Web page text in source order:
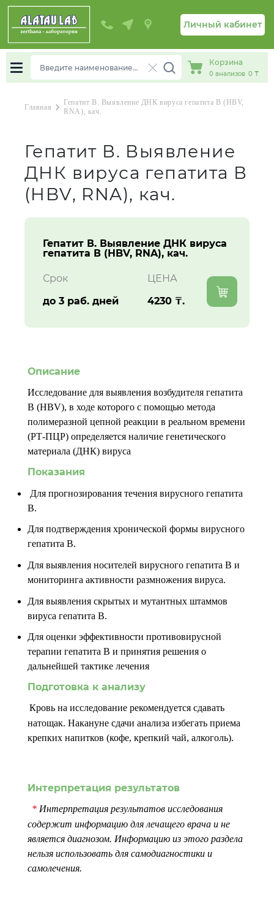
Личный кабинет
Корзина
0 анализов 0 ₸
Главная chevron_right
Гепатит В. Выявление ДНК вируса гепатита В (HBV,
RNA), кач.
Гепатит В. Выявление
ДНК вируса гепатита В
(HBV, RNA), кач.
Гепатит В. Выявление ДНК вируса
гепатита В (HBV, RNA), кач.
Срок
до 3 раб. дней
ЦЕНА
4230 ₸.
Описание
Исследование для выявления возбудителя гепатита
B (HBV), в ходе которого с помощью метода
полимеразной цепной реакции в реальном времени
(РТ-ПЦР) определяется наличие генетического
материала (ДНК) вируса
Показания
Для прогнозирования течения вирусного гепатита
В.
Для подтверждения хронической формы вирусного
гепатита В.
Для выявления носителей вирусного гепатита В и
мониторинга активности размножения вируса.
Для выявления скрытых и мутантных штаммов
вируса гепатита В.
Для оценки эффективности противовирусной
терапии гепатита В и принятия решения о
дальнейшей тактике лечения
Подготовка к анализу
Кровь на исследование рекомендуется сдавать
натощак. Накануне сдачи анализа избегать приема
крепких напитков (кофе, крепкий чай, алкоголь).
Интерпретация результатов
* Интерпретация результатов исследования
содержит информацию для лечащего врача и не
является диагнозом. Информацию из этого раздела
нельзя использовать для самодиагностики и
самолечения.